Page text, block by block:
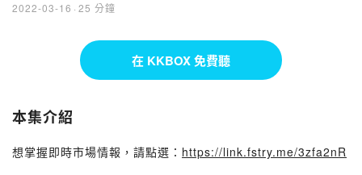
2022-03-16 · 25 分鐘
在 KKBOX 免費聽
本集介紹
想掌握即時市場情報，請點選： https://link.fstry.me/3zfa2nR